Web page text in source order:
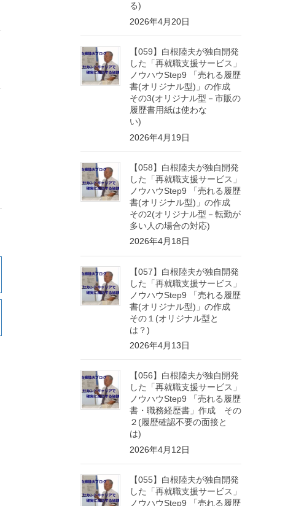
る)
2026年4月20日
【059】白根陸夫が独自開発
した「再就職支援サービス」
ノウハウStep9 「売れる履歴
書(オリジナル型)」の作成
その3(オリジナル型－市販の
履歴書用紙は使わな
い)
2026年4月19日
【058】白根陸夫が独自開発
した「再就職支援サービス」
ノウハウStep9 「売れる履歴
書(オリジナル型)」の作成
その2(オリジナル型－転勤が
多い人の場合の対応)
2026年4月18日
【057】白根陸夫が独自開発
した「再就職支援サービス」
ノウハウStep9 「売れる履歴
書(オリジナル型)」の作成
その１(オリジナル型と
は？)
2026年4月13日
【056】白根陸夫が独自開発
した「再就職支援サービス」
ノウハウStep9 「売れる履歴
書・職務経歴書」作成 その
２(履歴確認不要の面接と
は)
2026年4月12日
【055】白根陸夫が独自開発
した「再就職支援サービス」
ノウハウStep9 「売れる履歴